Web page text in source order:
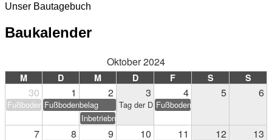
Unser Bautagebuch
Baukalender
Oktober 2024
M D M D F S S
30 1 2 3 4 5 6
FußbodenbelagFußbodenbelag Tag der Deutschen Einheit
Fußbodenbelag
Inbetriebnahme PV-Anlage
7 8 9 10 11 12 13